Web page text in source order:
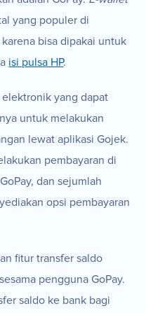
yang populer di
bisa dipakai untuk
isi pulsa HP.
yang dapat
untuk melakukan
lewat aplikasi Gojek.
pembayaran di
dan sejumlah
opsi pembayaran
fitur transfer saldo
pengguna GoPay.
saldo ke bank bagi